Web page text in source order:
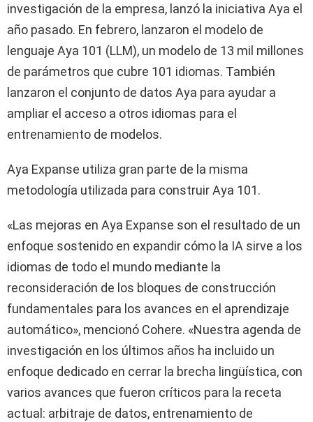
investigación de la empresa, lanzó la iniciativa Aya el
año pasado. En febrero, lanzaron el modelo de
lenguaje Aya 101 (LLM), un modelo de 13 mil millones
de parámetros que cubre 101 idiomas. También
lanzaron el conjunto de datos Aya para ayudar a
ampliar el acceso a otros idiomas para el
entrenamiento de modelos.
Aya Expanse utiliza gran parte de la misma
metodología utilizada para construir Aya 101.
«Las mejoras en Aya Expanse son el resultado de un
enfoque sostenido en expandir cómo la IA sirve a los
idiomas de todo el mundo mediante la
reconsideración de los bloques de construcción
fundamentales para los avances en el aprendizaje
automático», mencionó Cohere. «Nuestra agenda de
investigación en los últimos años ha incluido un
enfoque dedicado en cerrar la brecha lingüística, con
varios avances que fueron críticos para la receta
actual: arbitraje de datos, entrenamiento de